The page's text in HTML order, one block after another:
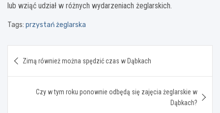
lub wziąć udział w różnych wydarzeniach żeglarskich.
Tags: przystań żeglarska
wpisu
Zimą również można spędzić czas w Dąbkach
Czy w tym roku ponownie odbędą się zajęcia żeglarskie w
Dąbkach?